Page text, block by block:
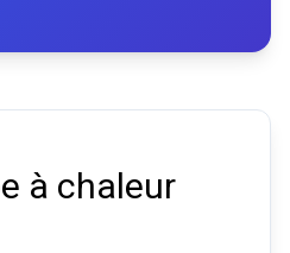
à chaleur